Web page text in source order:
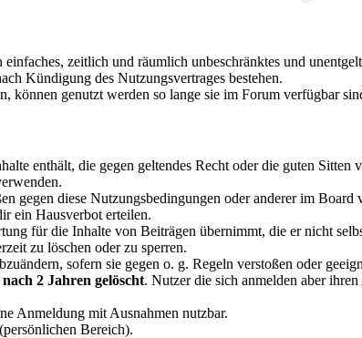
zeitlich und räumlich unbeschränktes und
Kündigung des Nutzungsvertrages bestehen.
genutzt werden so lange sie im Forum verfügbar
enthält, die gegen geltendes Recht oder die guten Sitten
gegen diese Nutzungsbedingungen oder anderer im
ein Hausverbot erteilen.
für die Inhalte von Beiträgen übernimmt, die er nicht
zu löschen oder zu sperren.
sofern sie gegen o. g. Regeln verstoßen oder
2 Jahren gelöscht. Nutzer die sich anmelden aber
Anmeldung mit Ausnahmen nutzbar.
Bereich).